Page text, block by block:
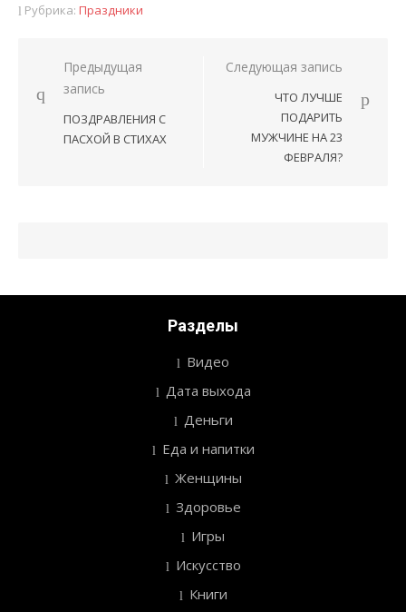
Рубрика: Праздники
Навигация
записям
Предыдущая
запись
ПОЗДРАВЛЕНИЯ С
ПАСХОЙ В СТИХАХ
Следующая запись
ЧТО ЛУЧШЕ
ПОДАРИТЬ
МУЖЧИНЕ НА 23
ФЕВРАЛЯ?
Разделы
Видео
Дата выхода
Деньги
Еда и напитки
Женщины
Здоровье
Игры
Искусство
Книги